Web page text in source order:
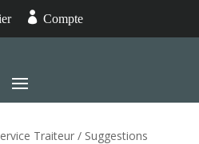
 Compte
Traiteur/ Suggestions